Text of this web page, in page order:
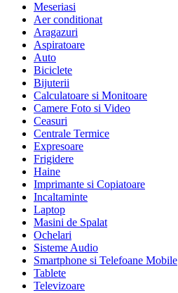
Meseriasi
Aer conditionat
Aragazuri
Aspiratoare
Auto
Biciclete
Bijuterii
Calculatoare si Monitoare
Camere Foto si Video
Ceasuri
Centrale Termice
Expresoare
Frigidere
Haine
Imprimante si Copiatoare
Incaltaminte
Laptop
Masini de Spalat
Ochelari
Sisteme Audio
Smartphone si Telefoane Mobile
Tablete
Televizoare